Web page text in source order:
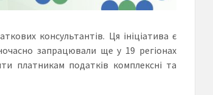
консультантів. Ця ініціатива є
запрацювали ще у 19 регіонах
платникам податків комплексні та